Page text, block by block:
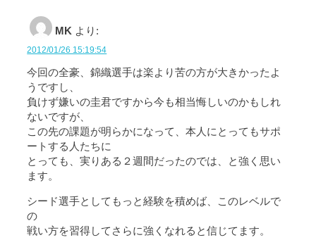
MK より:
2012/01/26 15:19:54
今回の全豪、錦織選手は楽より苦の方が大きかったよ
うですし、
負けず嫌いの圭君ですから今も相当悔しいのかもしれ
ないですが、
この先の課題が明らかになって、本人にとってもサポ
ートする人たちに
とっても、実りある２週間だったのでは、と強く思い
ます。
シード選手としてもっと経験を積めば、このレベルで
の
戦い方を習得してさらに強くなれると信じてます。